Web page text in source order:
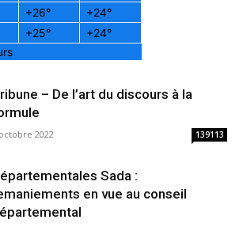
+26° +24°
+25° +24°
– De l’art du discours à la
2022 139113
Sada :
en vue au conseil